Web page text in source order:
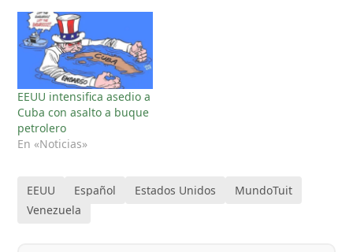
EEUU intensifica asedio a
Cuba con asalto a buque
petrolero
En «Noticias»
EEUU Español Estados Unidos
MundoTuit
Venezuela